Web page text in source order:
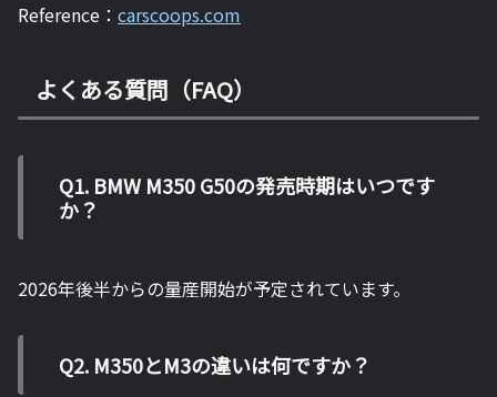
Reference： carscoops.com
よくある質問（FAQ）
Q1. BMW M350 G50の発売時期はいつです
か？
2026年後半からの量産開始が予定されています。
Q2. M350とM3の違いは何ですか？